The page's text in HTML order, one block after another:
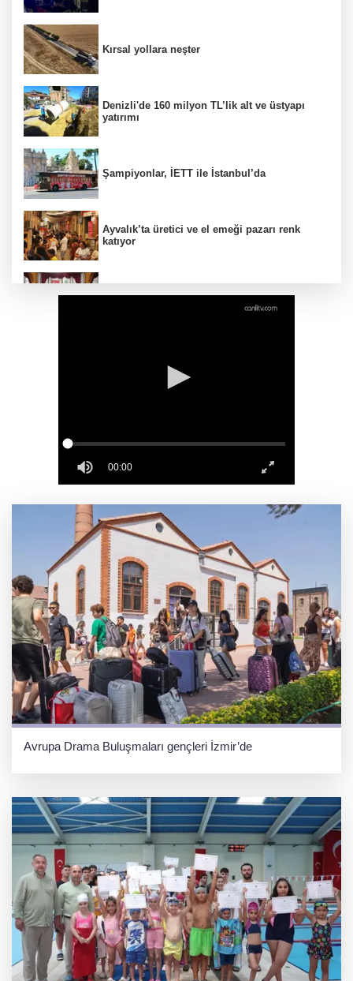
Kırsal yollara neşter
Denizli'de 160 milyon TL’lik alt ve üstyapı
yatırımı
Şampiyonlar, İETT ile İstanbul’da
Ayvalık’ta üretici ve el emeği pazarı renk
katıyor
Ağrı'da toplu sünnet şöleni
Avrupa Drama Buluşmaları gençleri İzmir’de